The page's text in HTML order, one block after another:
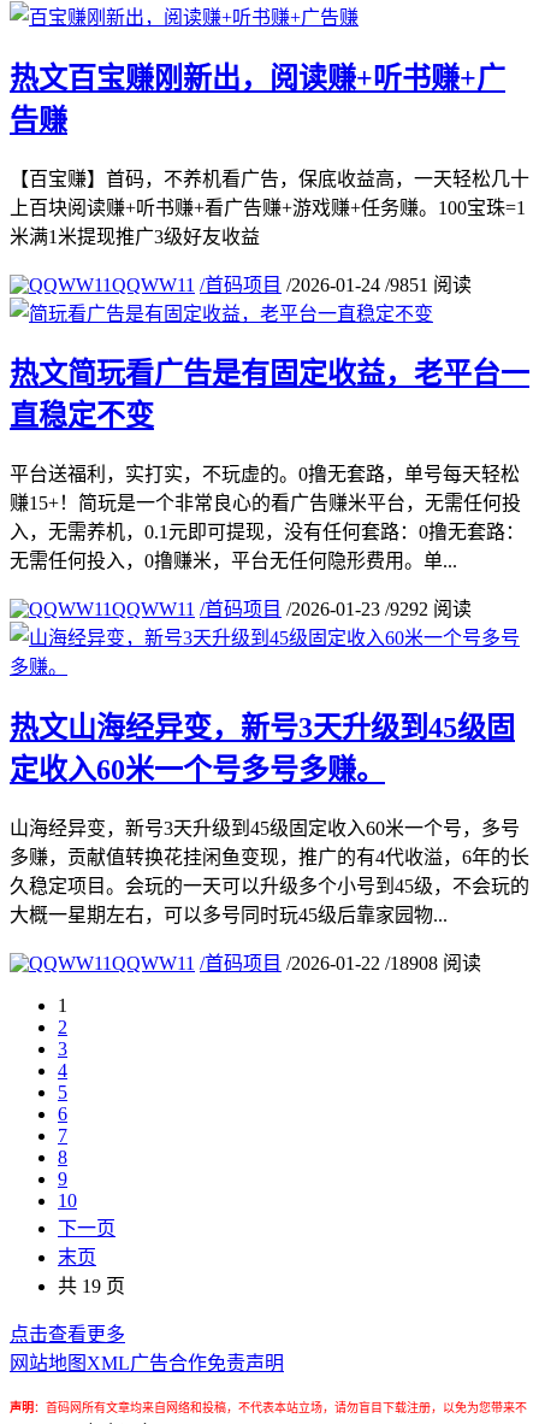
热文百宝赚刚新出，阅读赚+听书赚+广
告赚
【百宝赚】首码，不养机看广告，保底收益高，一天轻松几十
上百块阅读赚+听书赚+看广告赚+游戏赚+任务赚。100宝珠=1
米满1米提现推广3级好友收益
QQWW11 /首码项目 /2026-01-24 /9851 阅读
热文简玩看广告是有固定收益，老平台一
直稳定不变
平台送福利，实打实，不玩虚的。0撸无套路，单号每天轻松
赚15+！简玩是一个非常良心的看广告赚米平台，无需任何投
入，无需养机，0.1元即可提现，没有任何套路：0撸无套路：
无需任何投入，0撸赚米，平台无任何隐形费用。单...
QQWW11 /首码项目 /2026-01-23 /9292 阅读
热文山海经异变，新号3天升级到45级固
定收入60米一个号多号多赚。
山海经异变，新号3天升级到45级固定收入60米一个号，多号
多赚，贡献值转换花挂闲鱼变现，推广的有4代收溢，6年的长
久稳定项目。会玩的一天可以升级多个小号到45级，不会玩的
大概一星期左右，可以多号同时玩45级后靠家园物...
QQWW11 /首码项目 /2026-01-22 /18908 阅读
1
2
3
4
5
6
7
8
9
10
下一页
末页
共 19 页
点击查看更多
网站地图 XML广告合作免责声明
声明： 首码网所有文章均来自网络和投稿，不代表本站立场，请勿盲目下载注册，以免为您带来不